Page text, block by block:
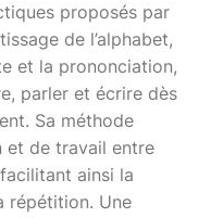
proposés par
de l’alphabet,
et la prononciation,
parler et écrire dès
Sa méthode
et de travail entre
ainsi la
répétition. Une